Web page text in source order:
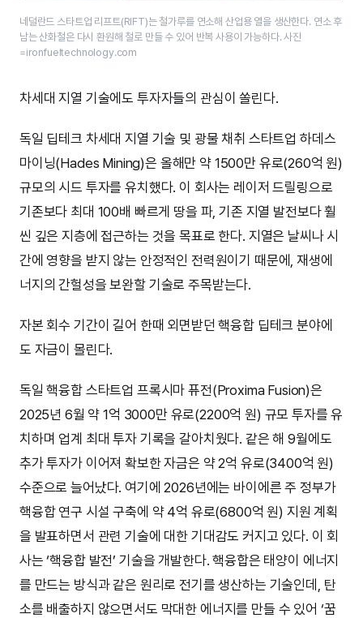
네덜란드 스타트업 리프트(RIFT)는 철가루를 연소해 산업용 열을 생산한다. 연소 후
남는 산화철은 다시 환원해 철로 만들 수 있어 반복 사용이 가능하다. 사진
=ironfueltechnology.com
차세대 지열 기술에도 투자자들의 관심이 쏠린다.
독일 딥테크 차세대 지열 기술 및 광물 채취 스타트업 하데스
마이닝(Hades Mining)은 올해만 약 1500만 유로(260억 원)
규모의 시드 투자를 유치했다. 이 회사는 레이저 드릴링으로
기존보다 최대 100배 빠르게 땅을 파, 기존 지열 발전보다 훨
씬 깊은 지층에 접근하는 것을 목표로 한다. 지열은 날씨나 시
간에 영향을 받지 않는 안정적인 전력원이기 때문에, 재생에
너지의 간헐성을 보완할 기술로 주목받는다.
자본 회수 기간이 길어 한때 외면받던 핵융합 딥테크 분야에
도 자금이 몰린다.
독일 핵융합 스타트업 프록시마 퓨전(Proxima Fusion)은
2025년 6월 약 1억 3000만 유로(2200억 원) 규모 투자를 유
치하며 업계 최대 투자 기록을 갈아치웠다. 같은 해 9월에도
추가 투자가 이어져 확보한 자금은 약 2억 유로(3400억 원)
수준으로 늘어났다. 여기에 2026년에는 바이에른 주 정부가
핵융합 연구 시설 구축에 약 4억 유로(6800억 원) 지원 계획
을 발표하면서 관련 기술에 대한 기대감도 커지고 있다. 이 회
사는 ‘핵융합 발전’ 기술을 개발한다. 핵융합은 태양이 에너지
를 만드는 방식과 같은 원리로 전기를 생산하는 기술인데, 탄
소를 배출하지 않으면서도 막대한 에너지를 만들 수 있어 ‘꿈